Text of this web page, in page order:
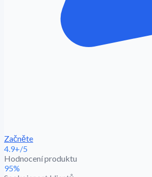
Začněte
4.9+/5
Hodnocení produktu
95%